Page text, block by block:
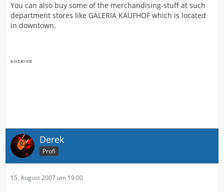
You can also buy some of the merchandising-stuff at such
department stores like GALERIA KAUFHOF which is located
in downtown.
Derek
Profi
15. August 2007 um 19:00